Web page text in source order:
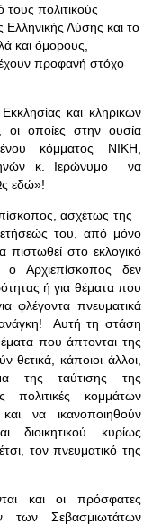
πολιτικούς
Λύσης και το
και όμορους,
έχουν προφανή στόχο
και κληρικών
οποίες στην ουσία
κόμματος ΝΙΚΗ,
κ. Ιερώνυμο να
εδώ»!
ασχέτως της
του, από μόνο
πιστωθεί στο εκλογικό
Αρχιεπίσκοπος δεν
ή για θέματα που
φλέγοντα πνευματικά
Αυτή τη στάση
που άπτονται της
θετικά, κάποιοι άλλοι,
της ταύτισης της
πολιτικές κομμάτων
να ικανοποιηθούν
διοικητικού κυρίως
τον πνευματικό της
και οι πρόσφατες
των Σεβασμιωτάτων